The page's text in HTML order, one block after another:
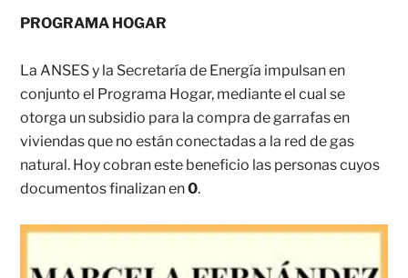
PROGRAMA HOGAR
La ANSES y la Secretaría de Energía impulsan en
conjunto el Programa Hogar, mediante el cual se
otorga un subsidio para la compra de garrafas en
viviendas que no están conectadas a la red de gas
natural. Hoy cobran este beneficio las personas cuyos
documentos finalizan en0.